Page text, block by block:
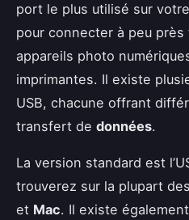
port le plus utilisé sur
pour connecter à peu près
appareils photo
imprimantes. Il existe
USB, chacune offrant
transfert de données.
La version standard est
trouverez sur la plupart
et Mac. Il existe